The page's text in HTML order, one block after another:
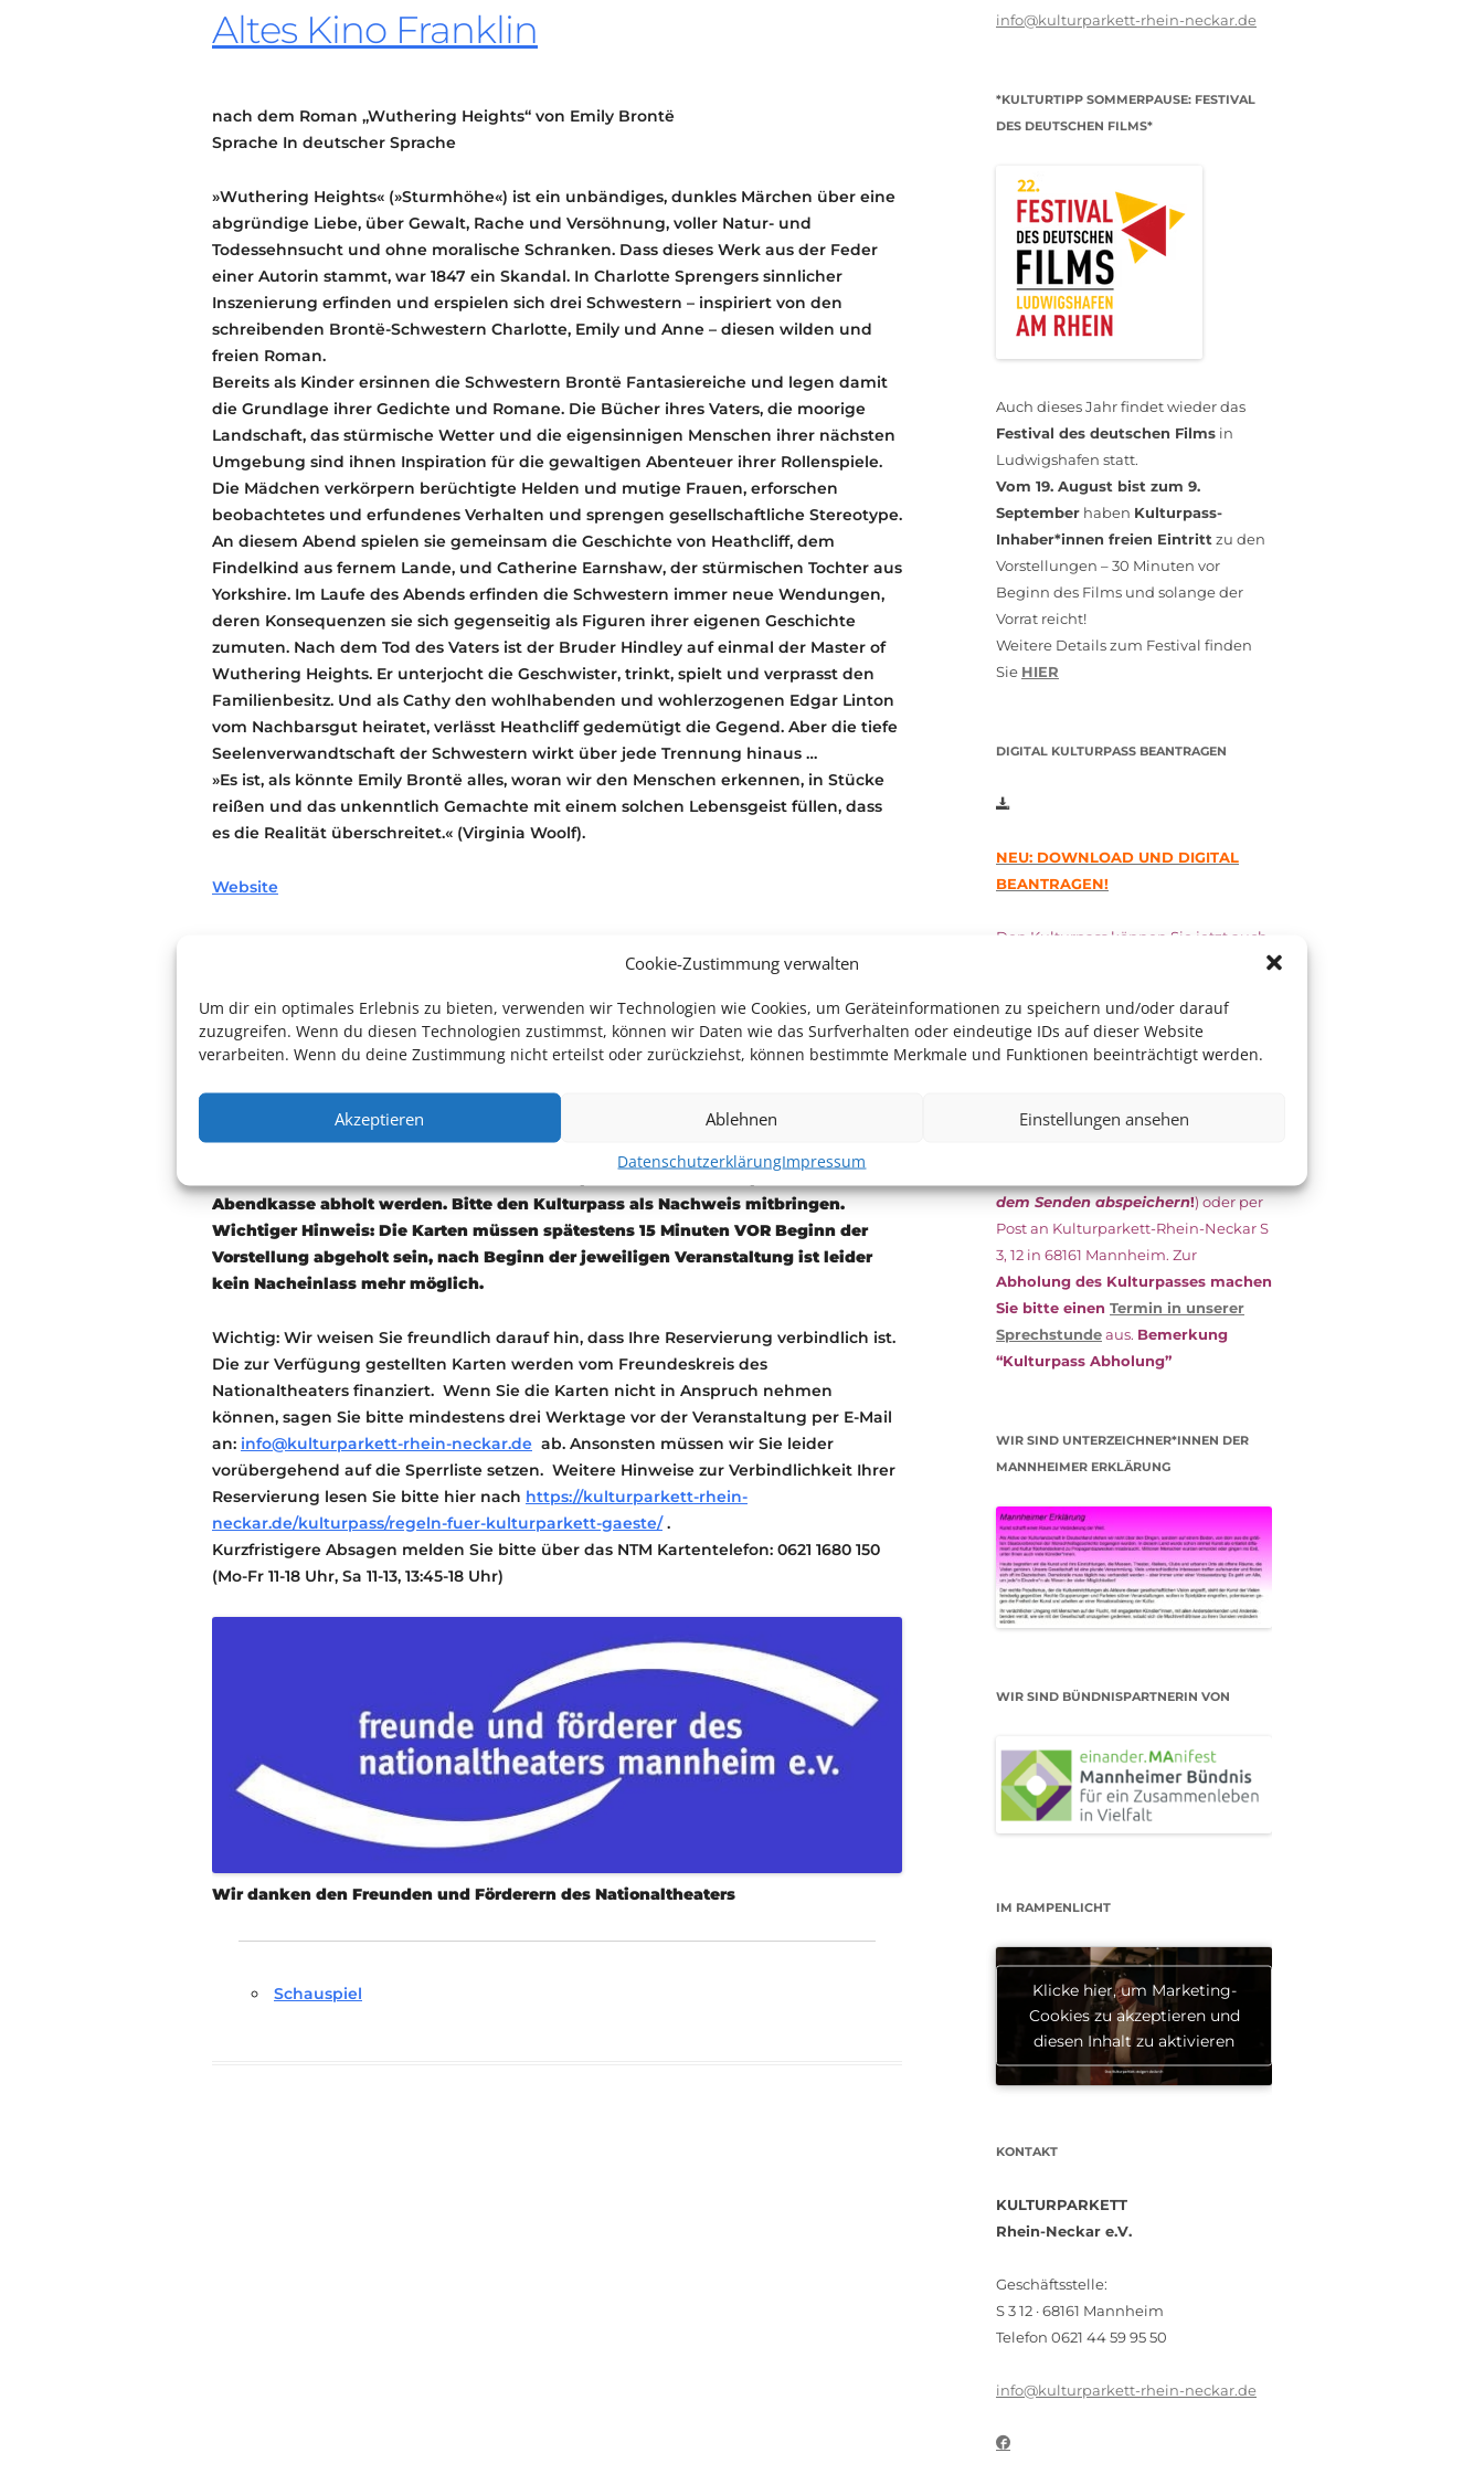
Cookie-Zustimmung verwalten
Um dir ein optimales Erlebnis zu bieten, verwenden wir Technologien wie Cookies, um Geräteinformationen zu speichern und/oder darauf
zuzugreifen. Wenn du diesen Technologien zustimmst, können wir Daten wie das Surfverhalten oder eindeutige IDs auf dieser Website
verarbeiten. Wenn du deine Zustimmung nicht erteilst oder zurückziehst, können bestimmte Merkmale und Funktionen beeinträchtigt werden.
Akzeptieren Ablehnen Einstellungen ansehen
DatenschutzerklärungImpressum
KONTAKT
IMPRESSUM
Altes Kino Franklin
nach dem Roman „Wuthering Heights“ von Emily Brontë
Sprache In deutscher Sprache
»Wuthering Heights« (»Sturmhöhe«) ist ein unbändiges, dunkles Märchen über eine
abgründige Liebe, über Gewalt, Rache und Versöhnung, voller Natur- und
Todessehnsucht und ohne moralische Schranken. Dass dieses Werk aus der Feder
einer Autorin stammt, war 1847 ein Skandal. In Charlotte Sprengers sinnlicher
Inszenierung erfinden und erspielen sich drei Schwestern – inspiriert von den
schreibenden Brontë-Schwestern Charlotte, Emily und Anne – diesen wilden und
freien Roman.
Bereits als Kinder ersinnen die Schwestern Brontë Fantasiereiche und legen damit
die Grundlage ihrer Gedichte und Romane. Die Bücher ihres Vaters, die moorige
Landschaft, das stürmische Wetter und die eigensinnigen Menschen ihrer nächsten
Umgebung sind ihnen Inspiration für die gewaltigen Abenteuer ihrer Rollenspiele.
Die Mädchen verkörpern berüchtigte Helden und mutige Frauen, erforschen
beobachtetes und erfundenes Verhalten und sprengen gesellschaftliche Stereotype.
An diesem Abend spielen sie gemeinsam die Geschichte von Heathcliff, dem
Findelkind aus fernem Lande, und Catherine Earnshaw, der stürmischen Tochter aus
Yorkshire. Im Laufe des Abends erfinden die Schwestern immer neue Wendungen,
deren Konsequenzen sie sich gegenseitig als Figuren ihrer eigenen Geschichte
zumuten. Nach dem Tod des Vaters ist der Bruder Hindley auf einmal der Master of
Wuthering Heights. Er unterjocht die Geschwister, trinkt, spielt und verprasst den
Familienbesitz. Und als Cathy den wohlhabenden und wohlerzogenen Edgar Linton
vom Nachbarsgut heiratet, verlässt Heathcliff gedemütigt die Gegend. Aber die tiefe
Seelenverwandtschaft der Schwestern wirkt über jede Trennung hinaus …
»Es ist, als könnte Emily Brontë alles, woran wir den Menschen erkennen, in Stücke
reißen und das unkenntlich Gemachte mit einem solchen Lebensgeist füllen, dass
es die Realität überschreitet.« (Virginia Woolf).
Website
Karten können bis zum Do 28.05.2026 um 12:00 NUR nochper E-Mail
unterreservierung@kulturparkett-rhein-neckar.de
reserviert werden.
vor, die Karten zu verlosen. Sie erhalten eine E-Mail bei erfolgreicher
Die Karten werden an der Abendkasse der jeweiligen Spielstätte hinterlegt!
Die kostenfreien Tickets können von Kulturpass-Inhaber*innen persönlich an der
Abendkasse abholt werden. Bitte den Kulturpass als Nachweis mitbringen.
Wichtiger Hinweis: Die Karten müssen spätestens 15 Minuten VOR Beginn der
Vorstellung abgeholt sein, nach Beginn der jeweiligen Veranstaltung ist leider
kein Nacheinlass mehr möglich.
Wichtig: Wir weisen Sie freundlich darauf hin, dass Ihre Reservierung verbindlich ist.
Die zur Verfügung gestellten Karten werden vom Freundeskreis des
Nationaltheaters finanziert. Wenn Sie die Karten nicht in Anspruch nehmen
können, sagen Sie bitte mindestens drei Werktage vor der Veranstaltung per E-Mail
an: info@kulturparkett-rhein-neckar.de ab. Ansonsten müssen wir Sie leider
vorübergehend auf die Sperrliste setzen. Weitere Hinweise zur Verbindlichkeit Ihrer
Reservierung lesen Sie bitte hier nach https://kulturparkett-rhein-
neckar.de/kulturpass/regeln-fuer-kulturparkett-gaeste/.
Kurzfristigere Absagen melden Sie bitte über das NTM Kartentelefon: 0621 1680 150
(Mo-Fr 11-18 Uhr, Sa 11-13, 13:45-18 Uhr)
Wir danken den Freunden und Förderern des Nationaltheaters
Schauspiel
info@kulturparkett-rhein-neckar.de
*KULTURTIPP SOMMERPAUSE: FESTIVAL
DES DEUTSCHEN FILMS*
Auch dieses Jahr findet wieder das
Festival des deutschen Films in
Ludwigshafen statt.
Vom 19. August bist zum 9.
September haben Kulturpass-
Inhaber*innen freien Eintritt zu den
Vorstellungen – 30 Minuten vor
Beginn des Films und solange der
Vorrat reicht!
Weitere Details zum Festival finden
Sie HIER
DIGITAL KULTURPASS BEANTRAGEN
NEU: DOWNLOAD UND DIGITAL
BEANTRAGEN!
Den Kulturpass können Sie jetzt auch
esunterschriebenzusammen mit
dem aktuellen
(Bürgergeld/
das Kulturparkett zurück: Per E-Mail
dem Senden abspeichern!) oder per
Post an Kulturparkett-Rhein-Neckar S
3, 12 in 68161 Mannheim. Zur
Abholung des Kulturpasses machen
Sie bitte einen Termin in unserer
Sprechstundeaus. Bemerkung
“Kulturpass Abholung”
WIR SIND UNTERZEICHNER*INNEN DER
MANNHEIMER ERKLÄRUNG
WIR SIND BÜNDNISPARTNERIN VON
IM RAMPENLICHT
Klicke hier, um Marketing-
Cookies zu akzeptieren und
diesen Inhalt zu aktivieren
KONTAKT
KULTURPARKETT
Rhein-Neckar e.V.
Geschäftsstelle:
S 3 12 · 68161 Mannheim
Telefon 0621 44 59 95 50
info@kulturparkett-rhein-neckar.de